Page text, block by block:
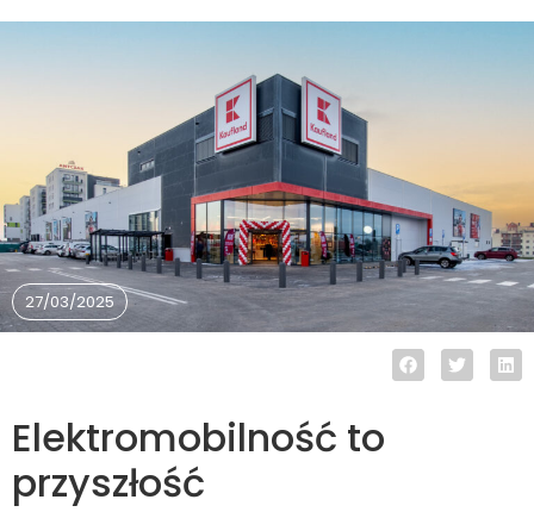
27/03/2025
Elektromobilność to
przyszłość